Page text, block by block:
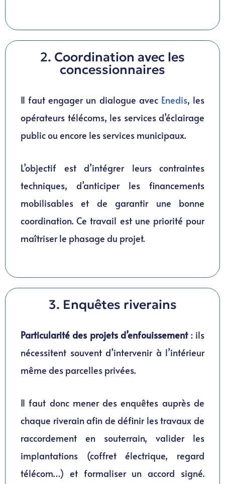
2. Coordination avec les
concessionnaires
Il faut engager un dialogue avec Enedis, les
opérateurs télécoms, les services d’éclairage
public ou encore les services municipaux.
L’objectif est d’intégrer leurs contraintes
techniques, d’anticiper les financements
mobilisables et de garantir une bonne
coordination. Ce travail est une priorité pour
maîtriser le phasage du projet.
3. Enquêtes riverains
Particularité des projets d’enfouissement: ils
nécessitent souvent d’intervenir à l’intérieur
même des parcelles privées.
Il faut donc mener des enquêtes auprès de
chaque riverain afin de définir les travaux de
raccordement en souterrain, valider les
implantations (coffret électrique, regard
télécom…) et formaliser un accord signé.